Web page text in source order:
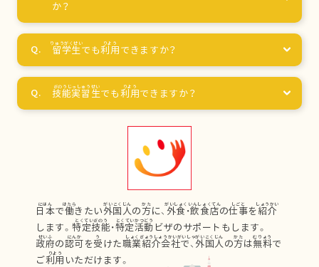
か？
留学生でも利用 できますか？
技能実習生でも利用できますか？
日本で働きたい外国人の方に、 外食 ・飲食店の仕事を紹介
します。特定技能・特定活動 ビザのサポートもします。
政府の認可を受けた職業紹介会社で、 外国人の方は無料で
ご利用 いただけます。